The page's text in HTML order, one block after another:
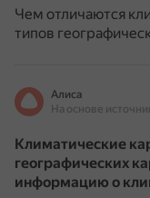
Чем отличаются
типов
Алиса
Климатические
географических
информацию о